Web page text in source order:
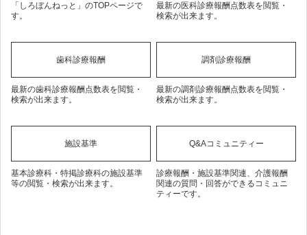
「しろぼんねっと」のTOPページで
す。
最新の医科診療報酬点数表を閲覧・
検索が出来ます。
歯科診療報酬
最新の歯科診療報酬点数表を閲覧・
検索が出来ます。
調剤診療報酬
最新の調剤診療報酬点数表を閲覧・
検索が出来ます。
施設基準
基本診療科・特掲診療科の施設基準
等の閲覧・検索が出来ます。
Q&Aコミュニティー
診療報酬・施設基準関連、介護報酬
関連の質問・回答ができるコミュニ
ティーです。